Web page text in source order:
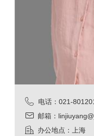
电话：021-
邮箱：
办公地点：上海